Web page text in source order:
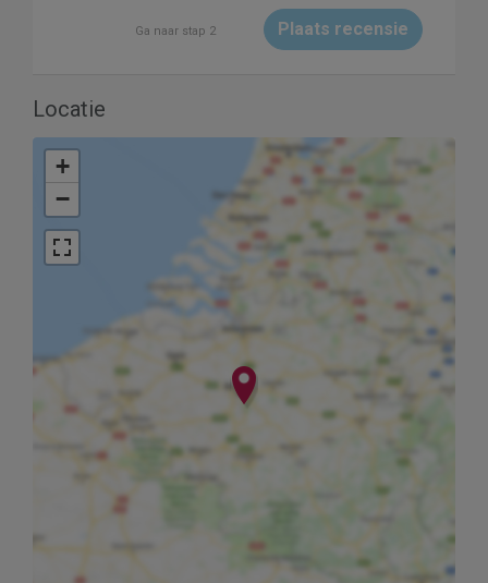
Ga naar stap 2 Plaats recensie
Locatie
+
−